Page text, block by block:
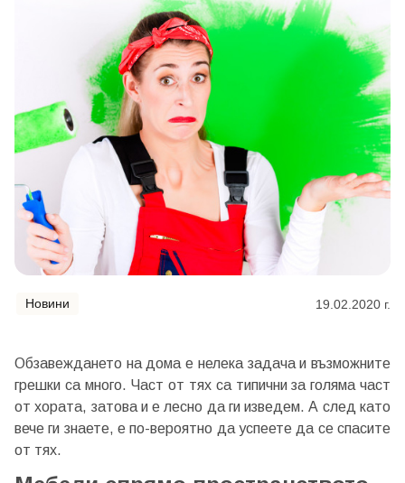
Новини 19.02.2020 г.
Обзавеждането на дома е нелека задача и възможните
грешки са много. Част от тях са типични за голяма част
от хората, затова и е лесно да ги изведем. А след като
вече ги знаете, е по-вероятно да успеете да се спасите
от тях.